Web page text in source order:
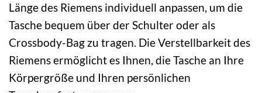
Länge des Riemens individuell anpassen, um die
Tasche bequem über der Schulter oder als
Crossbody-Bag zu tragen. Die Verstellbarkeit des
Riemens ermöglicht es Ihnen, die Tasche an Ihre
Körpergröße und Ihren persönlichen